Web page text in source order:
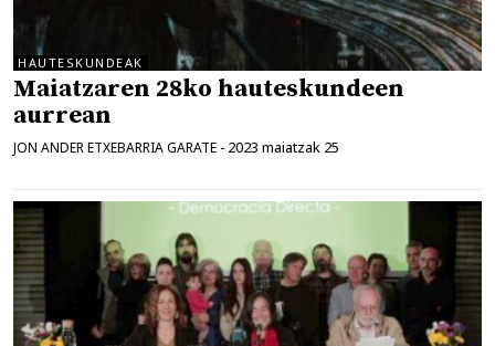
HAUTESKUNDEAK
Maiatzaren 28ko hauteskundeen
aurrean
JON ANDER ETXEBARRIA GARATE - 2023 maiatzak 25